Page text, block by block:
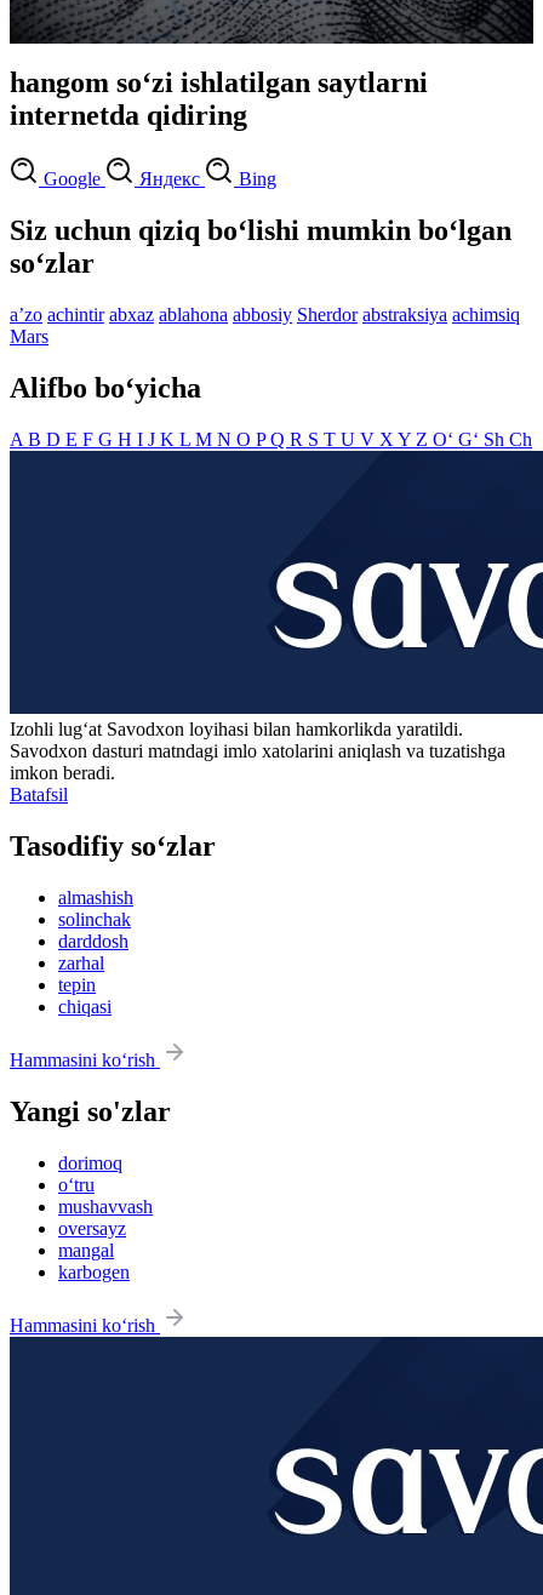
hangom so‘zi ishlatilgan saytlarni
internetda qidiring
Google Яндекс Bing
Siz uchun qiziq bo‘lishi mumkin bo‘lgan
so‘zlar
aʼzo achintir abxaz ablahona abbosiy Sherdor abstraksiya achimsiq
Mars
Alifbo bo‘yicha
A B D E F G H I J K L M N O PQ R S T U V X Y Z O‘ G‘ Sh Ch
Izohli lugʻat Savodxon loyihasi bilan hamkorlikda yaratildi.
Savodxon dasturi matndagi imlo xatolarini aniqlash va tuzatishga
imkon beradi.
Batafsil
Tasodifiy so‘zlar
almashish
solinchak
darddosh
zarhal
tepin
chiqasi
Hammasini ko‘rish
Yangi so'zlar
dorimoq
o‘tru
mushavvash
oversayz
mangal
karbogen
Hammasini ko‘rish